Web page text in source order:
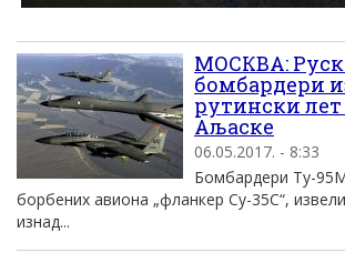
МОСКВА:
бомбардери
рутински
Аљаске
06.05.2017. - 8:33
Бомбардери Ту-
борбених авиона „фланкер Су-35С“,
изнад...